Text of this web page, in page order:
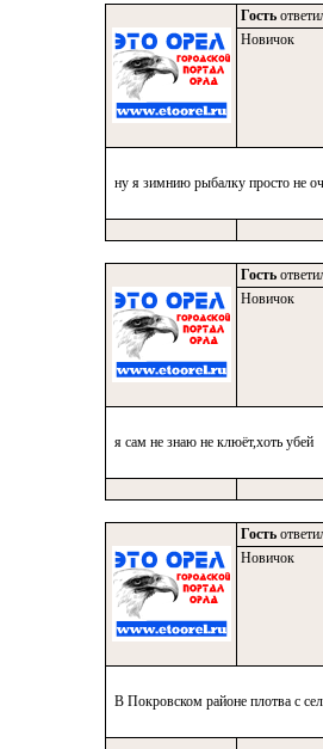
Гость
Новичок
ну я зимнию рыбалку просто не
Гость
Новичок
я сам не знаю не клюёт,хоть убей
Гость
Новичок
В Покровском районе плотва с